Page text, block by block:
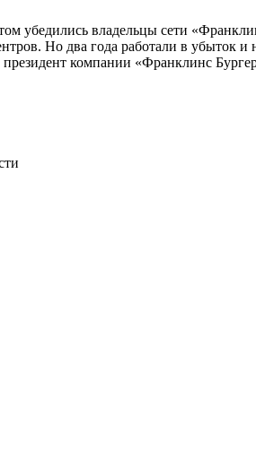
убедились владельцы сети
Но два года работали в убыток
президент компании «Франклинс